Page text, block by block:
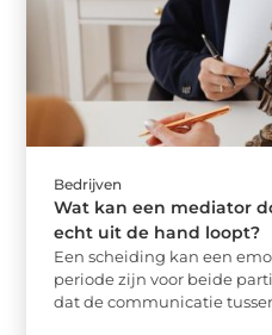
Bedrijven
Wat kan een mediator
echt uit de hand loopt?
Een scheiding kan een
periode zijn voor beide
dat de communicatie